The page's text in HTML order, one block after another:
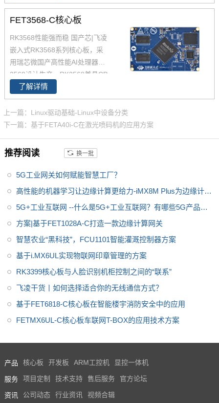
并且i.MX8MP功耗更低≤2W 。iM
X 8M Plus系列专注于机器学习和
板提供用户手册，iMX8MP原理
图，引脚定义等。
FET3568-C核心板
RK3568性能强而稳 国产芯|飞凌
嵌入式RK3568系列核心板，采
用瑞芯微国产高性能AI处理器RK
3568设计生产，RK3568兼具CP
U、GPU、NPU、VPU于一身，
RK3568 性能、性价比在同类产
品中具有较高优势，RK3568处
理器是一款定位中高端的通用型
面向工业互联网、HMI、NVR存
储、车载中控、工业网关等领
域。目前RK3568系列已经批量
了解详情
上一篇：Linux驱动基础-Linux中设备分类
下一篇：基于FETA40i-C在激光喷码机的应用方案
推荐阅读 换一批
5G工业网关如何赋能智慧工厂？
高性能的机器学习让边缘计算更给力-iMX8M Plus为边缘计算
赋能
5G+工业互联网 --什么是5G+工业互联网？有哪些5G产品可
推荐？
方案|基于FET1028A-C打造一款边缘计算网关
智慧农业“黑科技”，FCU1101智能灌溉控制器方案
基于i.MX6UL实现物联网印章管理的方案
RK3399核心板与人脸识别机柜控制之间的“联系”
飞凌干货丨如何选择适合你的无线通信方式？
基于FET6818-C核心板在智能楼宇消防安全中的应用
FETMX6UL-C核心板车联网T-BOX的应用技术方案
产品 核心板 开发板 ARM工控机 显控一体机
服务 项目定制 技术支持 售后服务 官方论坛
资讯 公司动态 行业资讯 视频合辑